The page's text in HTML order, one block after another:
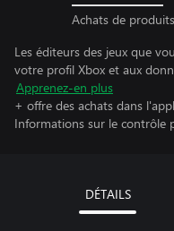
Achats de
Les éditeurs des jeux que
votre profil Xbox et aux
Apprenez-en plus
+ offre des achats dans
Informations sur le contrôle
DÉTAILS